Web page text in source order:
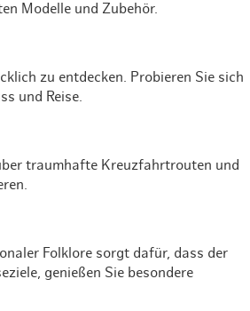
Modelle und Zubehör.
zu entdecken. Probieren Sie sich
und Reise.
traumhafte Kreuzfahrtrouten und
Folklore sorgt dafür, dass der
genießen Sie besondere